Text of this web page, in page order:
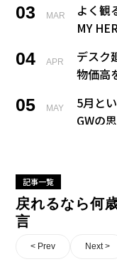
03 MAR
よく観
MY
04 APR
デスク
物価高
05 MAY
5月と
GWの
07 JUL
今夢中
宝くじ
08 AUG 私の夏
記事一覧
戻れるなら何
言
< Prev Next >